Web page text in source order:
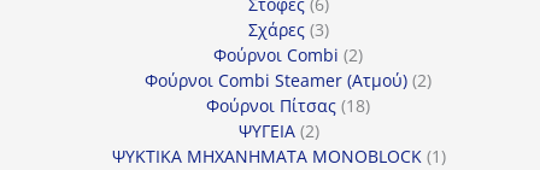
Στόφες 6
προϊόντα
Σχάρες 33
προϊόντα
Φούρνοι Combi 22
προϊόντα
Φούρνοι Combi Steamer (Ατμού) 22
Φούρνοι Πίτσας 1818
ΨΥΓΕΙΑ 22
προϊόντα
ΨΥΚΤΙΚΑ ΜΗΧΑΝΗΜΑΤΑ MONOBLOCK 11